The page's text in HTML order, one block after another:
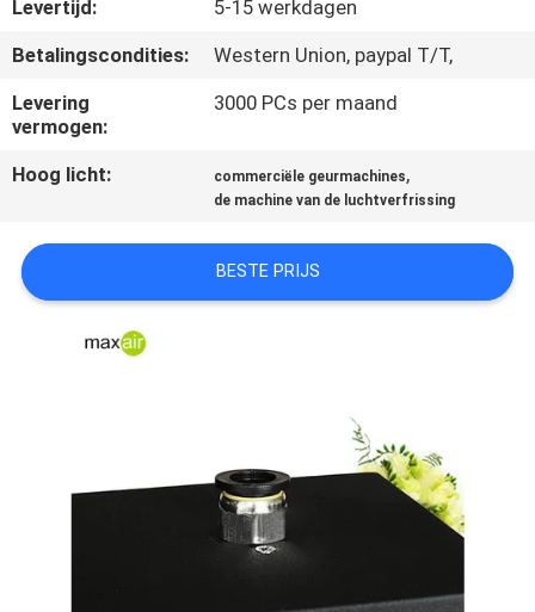
OM EEN
CITAAT
SHOPPING
ONLINE
SITEMAP
PRIVACY
POLICY
Levertijd:
5-15 werkdagen
Betalingscondities:
Western Union, paypal T/T,
Levering
vermogen:
3000 PCs per maand
Hoog licht: commerciële geurmachines,
de machine van de luchtverfrissing
BESTE PRIJS